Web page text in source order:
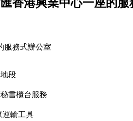
香港興業中心一座的服
服務式辦公室
段
書櫃台服務
運輸工具